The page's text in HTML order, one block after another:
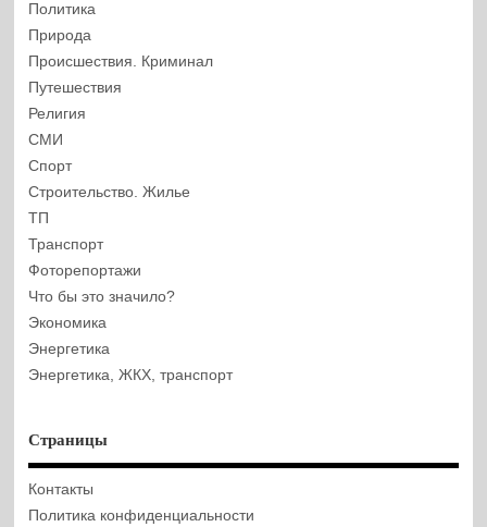
Политика
Природа
Происшествия. Криминал
Путешествия
Религия
СМИ
Спорт
Строительство. Жилье
ТП
Транспорт
Фоторепортажи
Что бы это значило?
Экономика
Энергетика
Энергетика, ЖКХ, транспорт
Страницы
Контакты
Политика конфиденциальности